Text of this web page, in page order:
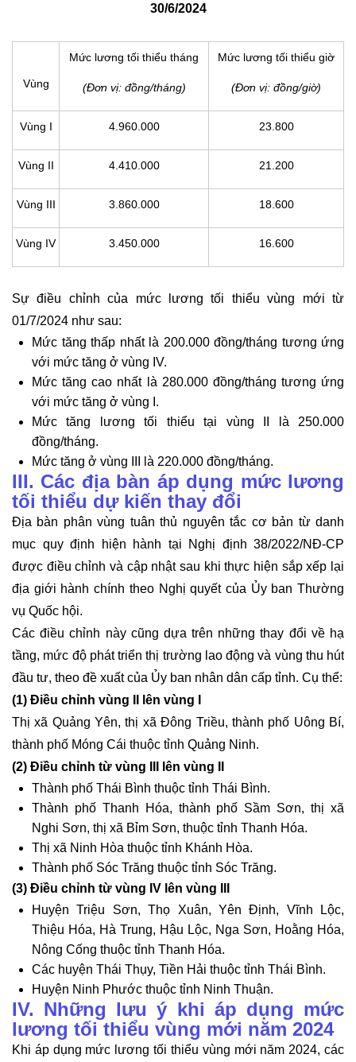
30/6/2024
Vùng
Mức lương tối thiểu tháng
(Đơn vị: đồng/tháng)
Mức lương tối thiểu giờ
(Đơn vị: đồng/giờ)
Vùng I 4.960.000 23.800
Vùng II 4.410.000 21.200
Vùng III 3.860.000 18.600
Vùng IV 3.450.000 16.600
Sự điều chỉnh của mức lương tối thiểu vùng mới từ
01/7/2024 như sau:
Mức tăng thấp nhất là 200.000 đồng/tháng tương ứng
với mức tăng ở vùng IV.
Mức tăng cao nhất là 280.000 đồng/tháng tương ứng
với mức tăng ở vùng I.
Mức tăng lương tối thiểu tại vùng II là 250.000
đồng/tháng.
Mức tăng ở vùng III là 220.000 đồng/tháng.
III. Các địa bàn áp dụng mức lương
tối thiểu dự kiến thay đổi
Địa bàn phân vùng tuân thủ nguyên tắc cơ bản từ danh
mục quy định hiện hành tại Nghị định 38/2022/NĐ-CP
được điều chỉnh và cập nhật sau khi thực hiện sắp xếp lại
địa giới hành chính theo Nghị quyết của Ủy ban Thường
vụ Quốc hội.
Các điều chỉnh này cũng dựa trên những thay đổi về hạ
tầng, mức độ phát triển thị trường lao động và vùng thu hút
đầu tư, theo đề xuất của Ủy ban nhân dân cấp tỉnh. Cụ thể:
(1) Điều chỉnh vùng II lên vùng I
Thị xã Quảng Yên, thị xã Đông Triều, thành phố Uông Bí,
thành phố Móng Cái thuộc tỉnh Quảng Ninh.
(2) Điều chỉnh từ vùng III lên vùng II
Thành phố Thái Bình thuộc tỉnh Thái Bình.
Thành phố Thanh Hóa, thành phố Sầm Sơn, thị xã
Nghi Sơn, thị xã Bỉm Sơn, thuộc tỉnh Thanh Hóa.
Thị xã Ninh Hòa thuộc tỉnh Khánh Hòa.
Thành phố Sóc Trăng thuộc tỉnh Sóc Trăng.
(3) Điều chỉnh từ vùng IV lên vùng III
Huyện Triệu Sơn, Thọ Xuân, Yên Định, Vĩnh Lộc,
Thiệu Hóa, Hà Trung, Hậu Lộc, Nga Sơn, Hoằng Hóa,
Nông Cống thuộc tỉnh Thanh Hóa.
Các huyện Thái Thụy, Tiền Hải thuộc tỉnh Thái Bình.
Huyện Ninh Phước thuộc tỉnh Ninh Thuận.
IV. Những lưu ý khi áp dụng mức
lương tối thiểu vùng mới năm 2024
Khi áp dụng mức lương tối thiểu vùng mới năm 2024, các